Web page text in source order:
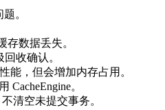
。
存数据丢失。
收确认。
能，但会增加内存占用。
CacheEngine。
清空未提交事务。